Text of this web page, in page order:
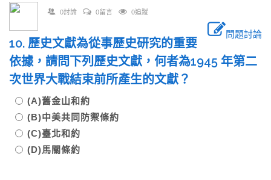
0討論 0留言 0追蹤
問題討論
10. 歷史文獻為從事歷史研究的重要
依據，請問下列歷史文獻，何者為1945 年第二
次世界大戰結束前所產生的文獻？
(A)舊金山和約
(B)中美共同防禦條約
(C)臺北和約
(D)馬關條約